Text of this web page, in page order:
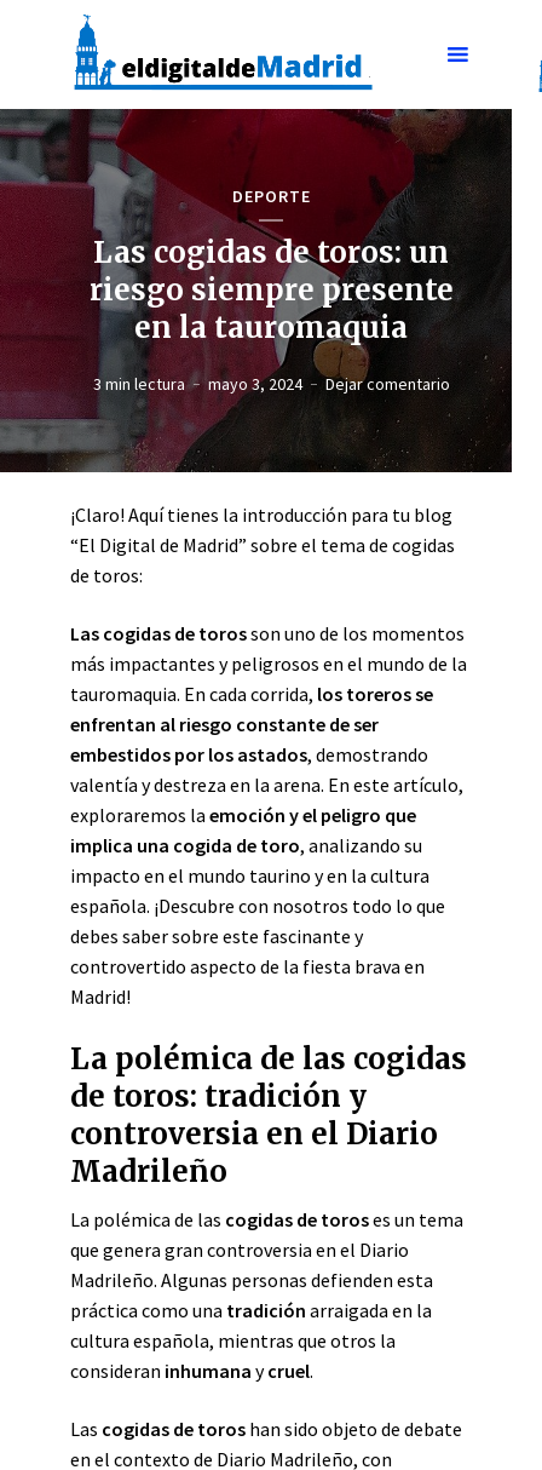
DEPORTE
Las cogidas de toros: un
riesgo siempre presente
en la tauromaquia
3 min lectura mayo 3, 2024 Dejar comentario
¡Claro! Aquí tienes la introducción para tu blog
“El Digital de Madrid” sobre el tema de cogidas
de toros:
Las cogidas de torosson uno de los momentos
más impactantes y peligrosos en el mundo de la
tauromaquia. En cada corrida, los toreros se
enfrentan al riesgo constante de ser
embestidos por los astados, demostrando
valentía y destreza en la arena. En este artículo,
exploraremos la emoción y el peligro que
implica una cogida de toro, analizando su
impacto en el mundo taurino y en la cultura
española. ¡Descubre con nosotros todo lo que
debes saber sobre este fascinante y
controvertido aspecto de la fiesta brava en
Madrid!
La polémica de las cogidas
de toros: tradición y
controversia en el Diario
Madrileño
La polémica de las cogidas de toroses un tema
que genera gran controversia en el Diario
Madrileño. Algunas personas defienden esta
práctica como una tradición arraigada en la
cultura española, mientras que otros la
consideran inhumana ycruel.
Las cogidas de toros han sido objeto de debate
en el contexto de Diario Madrileño, con